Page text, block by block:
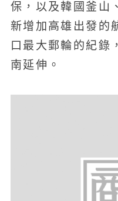
保，以及韓國釜山
新增加高雄出發的
口最大郵輪的紀錄
南延伸。